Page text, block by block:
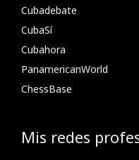
Cubadebate
CubaSí
Cubahora
PanamericanWorld
ChessBase
Mis redes